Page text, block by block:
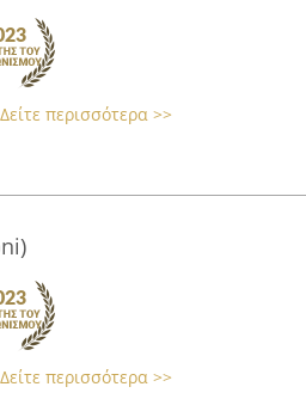
Δείτε περισσότερα >>
Δείτε περισσότερα >>